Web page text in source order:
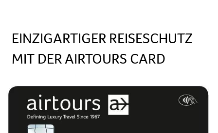
EINZIGARTIGER REISESCHUTZ
MIT DER AIRTOURS CARD